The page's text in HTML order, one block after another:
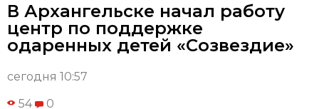
В Архангельске начал работу
центр по поддержке
одаренных детей «Созвездие»
сегодня 10:57
54 0